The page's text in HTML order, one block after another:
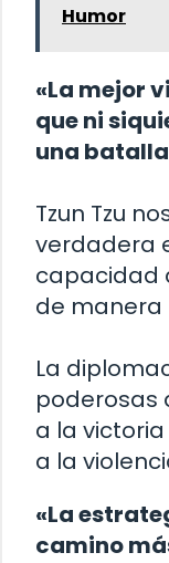
Humor
«La mejor
que ni
una
Tzun Tzu
verdadera
capacidad
de manera
La
poderosas
a la
a la
«La
camino